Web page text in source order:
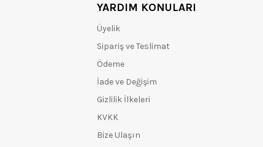
YARDIM KONULARI
Üyelik
Sipariş ve Teslimat
Ödeme
İade ve Değişim
Gizlilik İlkeleri
KVKK
Bize Ulaşın